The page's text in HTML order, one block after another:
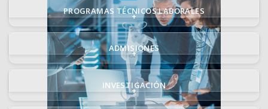
PROGRAMAS TÉCNICOS LABORALES
+
ADMISIONES
+
INVESTIGACIÓN
+